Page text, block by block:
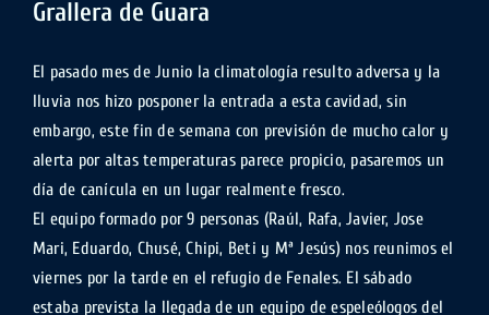
Grallera de Guara
El pasado mes de Junio la climatología resulto adversa y la
lluvia nos hizo posponer la entrada a esta cavidad, sin
embargo, este fin de semana con previsión de mucho calor y
alerta por altas temperaturas parece propicio, pasaremos un
día de canícula en un lugar realmente fresco.
El equipo formado por 9 personas (Raúl, Rafa, Javier, Jose
Mari, Eduardo, Chusé, Chipi, Beti y Mª Jesús) nos reunimos el
viernes por la tarde en el refugio de Fenales. El sábado
estaba prevista la llegada de un equipo de espeleólogos del